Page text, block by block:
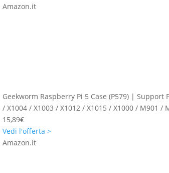
Amazon.it
Geekworm Raspberry Pi 5 Case (P579) | Support
/ X1004 / X1003 / X1012 / X1015 / X1000 / M901 /
15,89€
Vedi l'offerta >
Amazon.it